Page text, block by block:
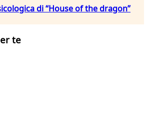
di “House of the dragon”
te